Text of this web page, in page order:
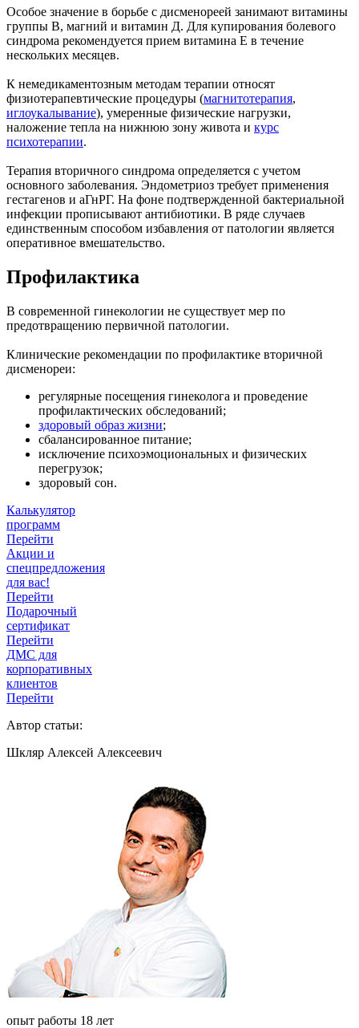
Особое значение в борьбе с дисменореей занимают витамины
группы В, магний и витамин Д. Для купирования болевого
синдрома рекомендуется прием витамина Е в течение
нескольких месяцев.
К немедикаментозным методам терапии относят
физиотерапевтические процедуры (магнитотерапия,
иглоукалывание), умеренные физические нагрузки,
наложение тепла на нижнюю зону живота и курс
психотерапии.
Терапия вторичного синдрома определяется с учетом
основного заболевания. Эндометриоз требует применения
гестагенов и аГнРГ. На фоне подтвержденной бактериальной
инфекции прописывают антибиотики. В ряде случаев
единственным способом избавления от патологии является
оперативное вмешательство.
Профилактика
В современной гинекологии не существует мер по
предотвращению первичной патологии.
Клинические рекомендации по профилактике вторичной
дисменореи:
регулярные посещения гинеколога и проведение
профилактических обследований;
здоровый образ жизни;
сбалансированное питание;
исключение психоэмоциональных и физических
перегрузок;
здоровый сон.
Калькулятор
программ
Перейти
Акции и
спецпредложения
для вас!
Перейти
Подарочный
сертификат
Перейти
ДМС для
корпоративных
клиентов
Перейти
Автор статьи:
Шкляр Алексей Алексеевич
опыт работы 18 лет